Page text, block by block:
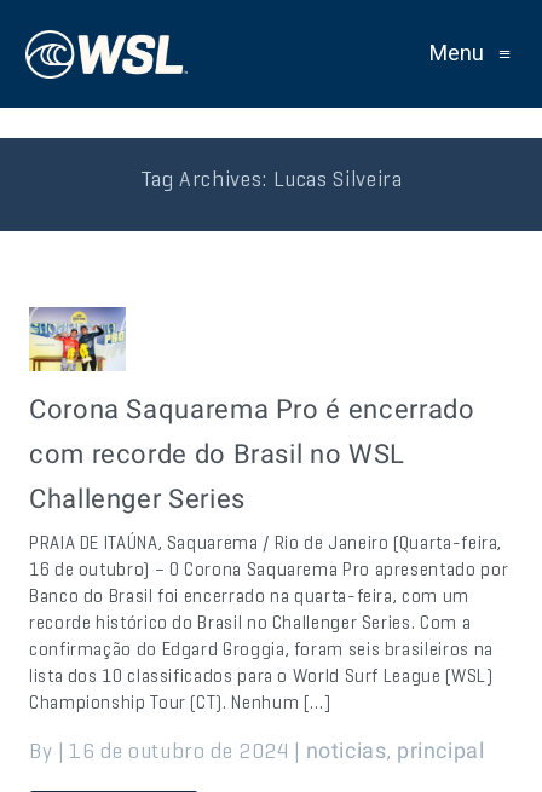
Menu ≡
Tag Archives: Lucas Silveira
Corona Saquarema Pro é encerrado
com recorde do Brasil no WSL
Challenger Series
PRAIA DE ITAÚNA, Saquarema / Rio de Janeiro (Quarta-feira,
16 de outubro) – O Corona Saquarema Pro apresentado por
Banco do Brasil foi encerrado na quarta-feira, com um
recorde histórico do Brasil no Challenger Series. Com a
confirmação do Edgard Groggia, foram seis brasileiros na
lista dos 10 classificados para o World Surf League (WSL)
Championship Tour (CT). Nenhum […]
By | 16 de outubro de 2024 | noticias, principal